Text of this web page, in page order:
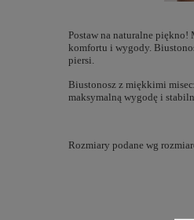
Postaw na naturalne
komfortu i wygody.
piersi.
Biustonosz z miękkimi
maksymalną wygodę i
Rozmiary podane wg